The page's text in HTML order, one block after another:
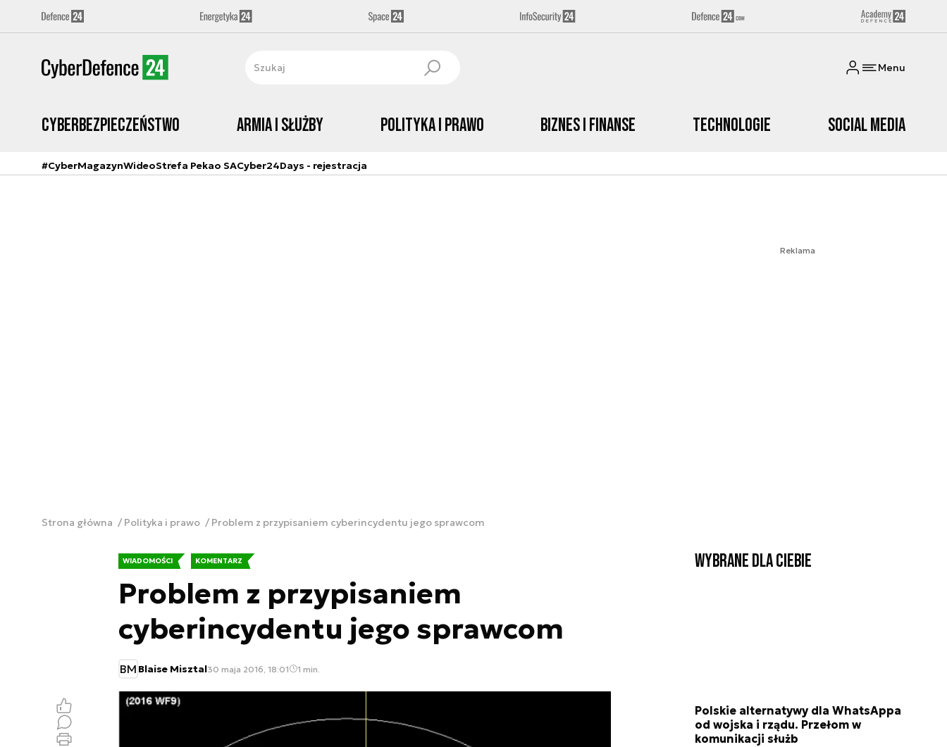
Menu
Cyberbezpieczeństwo Armia i Służby Polityka i prawo Biznes i Finanse Technologie Social media
#CyberMagazynWideoStrefa Pekao SACyber24Days - rejestracja
Reklama
Strona główna Polityka i prawo Problem z przypisaniem cyberincydentu jego sprawcom
WIADOMOŚCI KOMENTARZ
Problem z przypisaniem
cyberincydentu jego sprawcom
BM Blaise Misztal30 maja 2016, 18:01 1 min.
Wybrane dla Ciebie
Polskie alternatywy dla WhatsAppa
od wojska i rządu. Przełom w
komunikacji służb